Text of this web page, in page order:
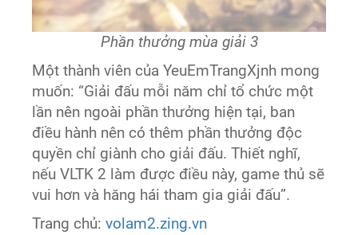
Phần thưởng mùa giải 3
Một thành viên của YeuEmTrangXjnh mong
muốn: “Giải đấu mỗi năm chỉ tổ chức một
lần nên ngoài phần thưởng hiện tại, ban
điều hành nên có thêm phần thưởng độc
quyền chỉ giành cho giải đấu. Thiết nghĩ,
nếu VLTK 2 làm được điều này, game thủ sẽ
vui hơn và hăng hái tham gia giải đấu”.
Trang chủ:volam2.zing.vn